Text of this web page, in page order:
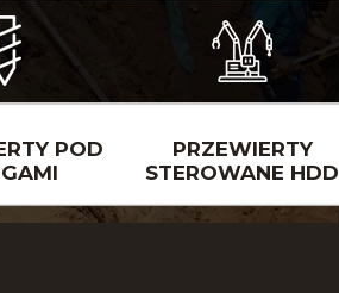
POD
PRZEWIERTY
STEROWANE HDD